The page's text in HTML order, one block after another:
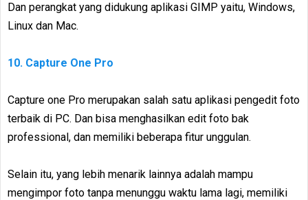
Dan perangkat yang didukung aplikasi GIMP yaitu, Windows,
Linux dan Mac.
10. Capture One Pro
Capture one Pro merupakan salah satu aplikasi pengedit foto
terbaik di PC. Dan bisa menghasilkan edit foto bak
professional, dan memiliki beberapa fitur unggulan.
Selain itu, yang lebih menarik lainnya adalah mampu
mengimpor foto tanpa menunggu waktu lama lagi, memiliki